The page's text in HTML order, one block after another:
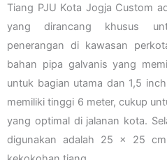
Tiang PJU Kota Jogja Custom
yang dirancang khusus
penerangan di kawasan
bahan pipa galvanis yang
untuk bagian utama dan 1,5
memiliki tinggi 6 meter, cukup
yang optimal di jalanan kota.
digunakan adalah 25 x 25